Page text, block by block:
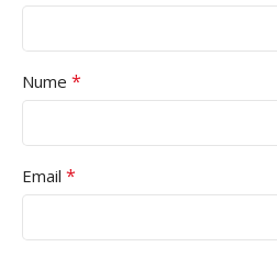
Nume *
Email *